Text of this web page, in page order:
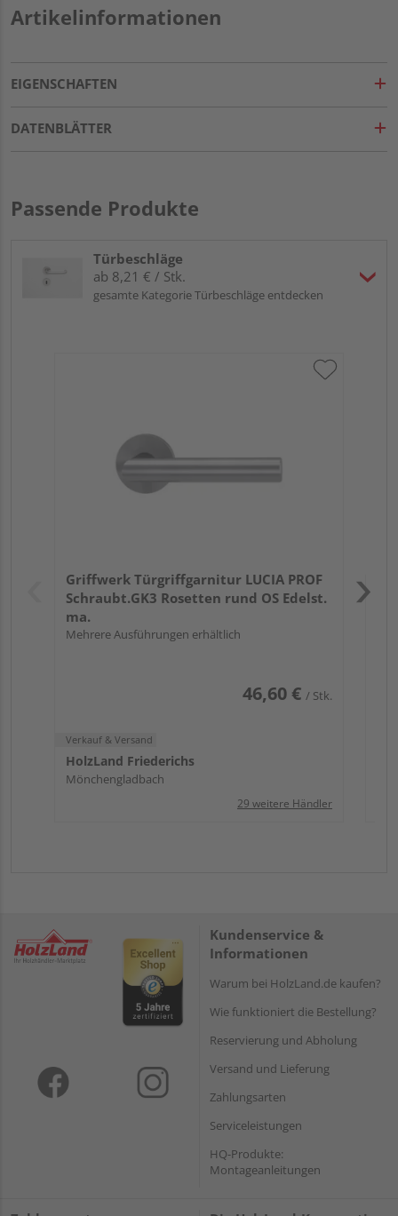
Artikelinformationen
EIGENSCHAFTEN
DATENBLÄTTER
Passende Produkte
Türbeschläge
ab 8,21 € / Stk.
gesamte Kategorie Türbeschläge entdecken
Griffwerk Türgriffgarnitur LUCIA PROF
Schraubt.GK3 Rosetten rund OS Edelst.
ma.
Mehrere Ausführungen erhältlich
46,60 € / Stk.
Verkauf & Versand
HolzLand Friederichs
Mönchengladbach
29 weitere Händler
Kundenservice &
Informationen
Warum bei HolzLand.de kaufen?
Wie funktioniert die Bestellung?
Reservierung und Abholung
Versand und Lieferung
Zahlungsarten
Serviceleistungen
HQ-Produkte:
Montageanleitungen